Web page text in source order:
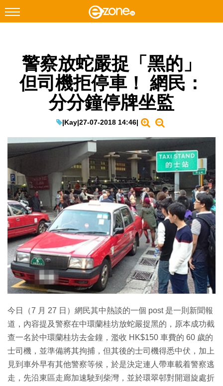
Facebook Instagram
科技焦點
教學評測
EduTech
IT Times
生成式AI與雲端應用
Enterprise Digital Transformation
特集
警察放蛇嚴捉「黑的」
但司機拒停車！ 網民：
分分鐘停牌坐監
|Kay|27-07-2018 14:46|
今日（7 月 27 日）網民其中熱談的一個 post 是一則新聞報
道，內容提及警察在中環蘭桂坊放蛇嚴捉黑的，原本成功截
查一名於中環蘭桂坊去金鐘，濫收 HK$150 車費的 60 歲的
士司機，並準備將其拘捕，但其後的士司機得悉中伏，加上
見到車外早有其他警察等候，於是決定連人帶車載着警察逃
走，先沿東區走廊加速駛到柴灣，並於環翠邨對開迴旋處折